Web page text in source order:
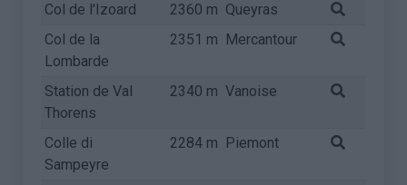
Col de l'Izoard
2360 m Queyras
Col de la
Lombarde
2351 m Mercantour
Station de Val
Thorens
2340 m Vanoise
Colle di
Sampeyre
2284 m Piemont